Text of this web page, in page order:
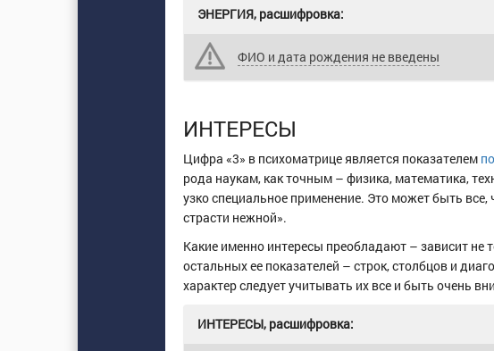
ЭНЕРГИЯ, расшифровка:
ФИО и дата рождения не введены
ИНТЕРЕСЫ
Цифра «3» в психоматрице является показателем
рода наукам, как точным – физика, математика,
узко специальное применение. Это может быть все,
страсти нежной».
Какие именно интересы преобладают – зависит не
остальных ее показателей – строк, столбцов и
характер следует учитывать их все и быть очень
ИНТЕРЕСЫ, расшифровка: